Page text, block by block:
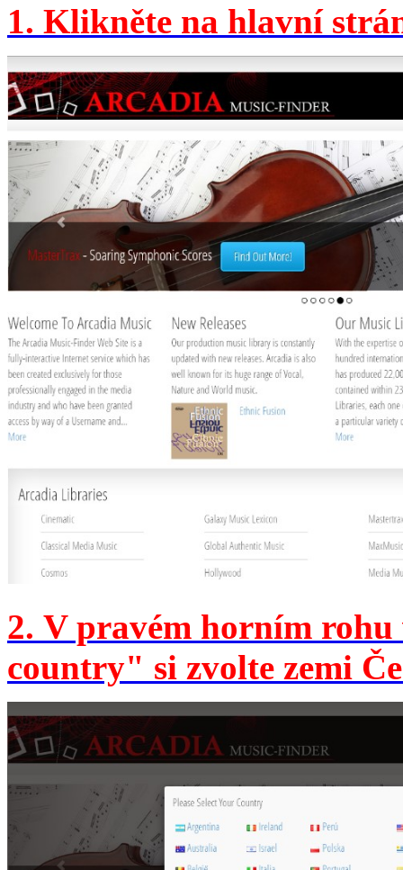
1. Klikněte na hlavní
2. V pravém horním rohu
country" si zvolte zemi